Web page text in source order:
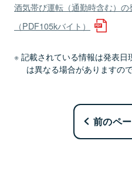
酒気帯び運転（通勤時含む）の
（PDF105kバイト）
記載されている情報は発表日
は異なる場合がありますの
前のペ